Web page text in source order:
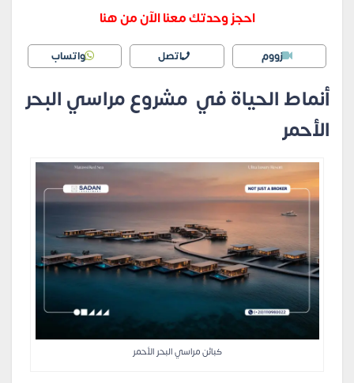
احجز وحدتك معنا الآن من هنا
زووم اتصل واتساب
أنماط الحياة في مشروع مراسي البحر
الأحمر
كبائن مراسي البحر الأحمر